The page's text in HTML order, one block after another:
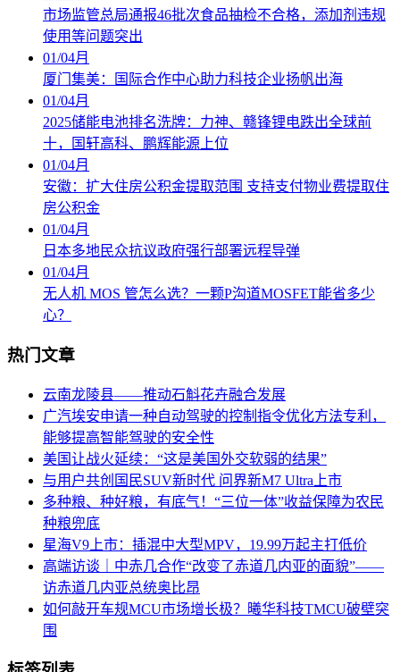
市场监管总局通报46批次食品抽检不合格，添加剂违规
使用等问题突出
01/04月
厦门集美：国际合作中心助力科技企业扬帆出海
01/04月
2025储能电池排名洗牌：力神、赣锋锂电跌出全球前
十，国轩高科、鹏辉能源上位
01/04月
安徽：扩大住房公积金提取范围 支持支付物业费提取住
房公积金
01/04月
日本多地民众抗议政府强行部署远程导弹
01/04月
无人机 MOS 管怎么选？一颗P沟道MOSFET能省多少
心？
热门文章
云南龙陵县――推动石斛花卉融合发展
广汽埃安申请一种自动驾驶的控制指令优化方法专利，
能够提高智能驾驶的安全性
美国让战火延续：“这是美国外交软弱的结果”
与用户共创国民SUV新时代 问界新M7 Ultra上市
多种粮、种好粮，有底气！“三位一体”收益保障为农民
种粮兜底
星海V9上市：插混中大型MPV，19.99万起主打低价
高端访谈｜中赤几合作“改变了赤道几内亚的面貌”――
访赤道几内亚总统奥比昂
如何敲开车规MCU市场增长极？曦华科技TMCU破壁突
围